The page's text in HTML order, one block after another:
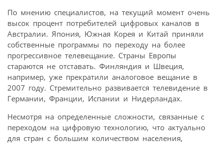
По мнению специалистов, на текущий момент очень
высок процент потребителей цифровых каналов в
Австралии. Япония, Южная Корея и Китай приняли
собственные программы по переходу на более
прогрессивное телевещание. Страны Европы
стараются не отставать. Финляндия и Швеция,
например, уже прекратили аналоговое вещание в
2007 году. Стремительно развивается телевидение в
Германии, Франции, Испании и Нидерландах.
Несмотря на определенные сложности, связанные с
переходом на цифровую технологию, что актуально
для стран с большим количеством населения,